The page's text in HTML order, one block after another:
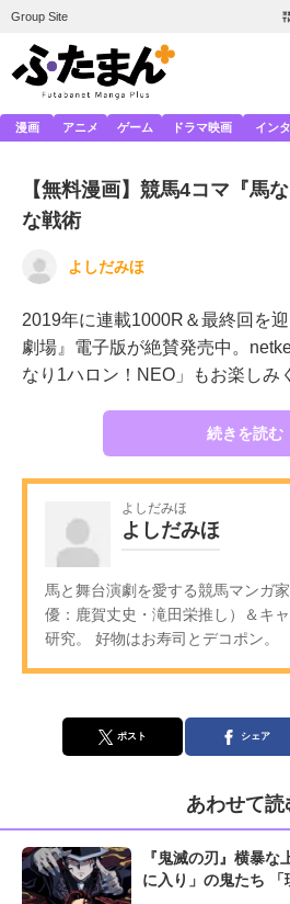
Group Site
漫画 アニメ ゲーム ドラマ映画 イン
【無料漫画】競馬4コマ『馬
な戦術
よしだみほ
2019年に連載1000R＆最終回を
劇場』電子版が絶賛発売中。
なり1ハロン！NEO」もお楽しみ
続きを読む
よしだみほ
よしだみほ
馬と舞台演劇を愛する競馬マンガ
優：鹿賀丈史・滝田栄推し）＆キ
研究。 好物はお寿司とデコポン。
ポスト シェア
あわせて読
『鬼滅の刃』横暴
に入り」の鬼たち 「